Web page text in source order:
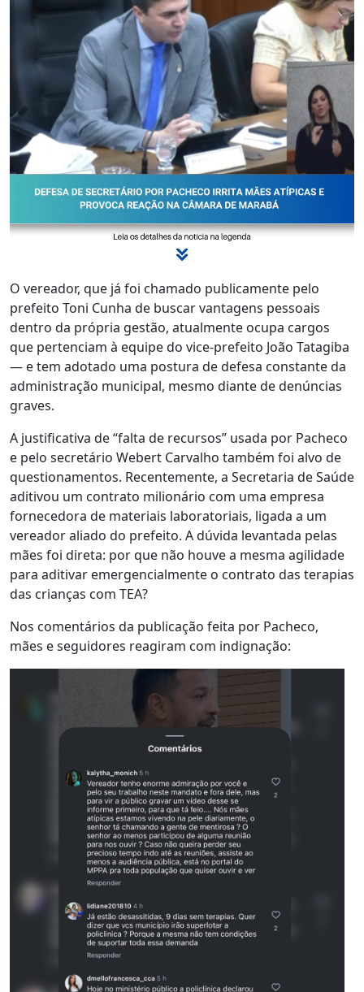
O vereador, que já foi chamado publicamente pelo
prefeito Toni Cunha de buscar vantagens pessoais
dentro da própria gestão, atualmente ocupa cargos
que pertenciam à equipe do vice-prefeito João Tatagiba
— e tem adotado uma postura de defesa constante da
administração municipal, mesmo diante de denúncias
graves.
A justificativa de “falta de recursos” usada por Pacheco
e pelo secretário Webert Carvalho também foi alvo de
questionamentos. Recentemente, a Secretaria de Saúde
aditivou um contrato milionário com uma empresa
fornecedora de materiais laboratoriais, ligada a um
vereador aliado do prefeito. A dúvida levantada pelas
mães foi direta: por que não houve a mesma agilidade
para aditivar emergencialmente o contrato das terapias
das crianças com TEA?
Nos comentários da publicação feita por Pacheco,
mães e seguidores reagiram com indignação: